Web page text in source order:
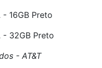
16GB Preto
32GB Preto
- AT&T